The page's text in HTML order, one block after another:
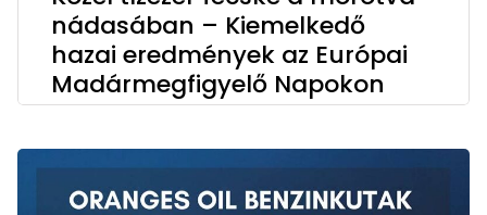
nádasában – Kiemelkedő
hazai eredmények az Európai
Madármegfigyelő Napokon